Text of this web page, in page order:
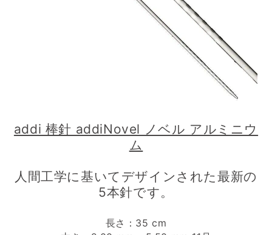
addi 棒針 addiNovel ノベル アルミニウ
ム
人間工学に基いてデザインされた最新の
5本針です。
長さ：35 cm